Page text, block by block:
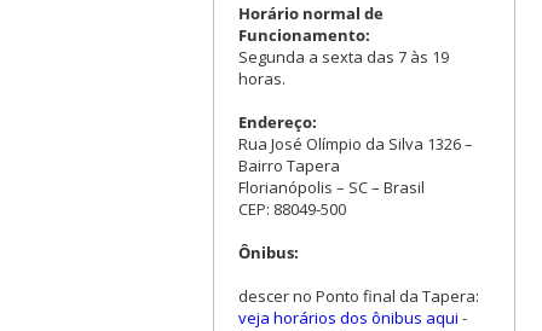
Horário normal de
Funcionamento:
Segunda a sexta das 7 às 19
horas.
Endereço:
Rua José Olímpio da Silva 1326 –
Bairro Tapera
Florianópolis – SC – Brasil
CEP: 88049-500
Ônibus:
descer no Ponto final da Tapera:
veja horários dos ônibus aqui -